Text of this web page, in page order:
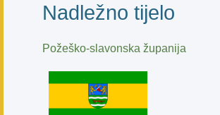
Nadležno tijelo
Požeško-slavonska županija